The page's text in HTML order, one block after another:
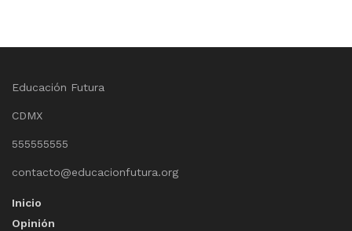
Educación Futura
CDMX
555555555
contacto@educacionfutura.org
Inicio
Opinión